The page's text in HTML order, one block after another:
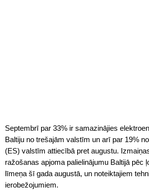
Septembrī par 33% ir samazinājies
Baltiju no trešajām valstīm un arī par 19%
(ES) valstīm attiecībā pret augustu.
ražošanas apjoma palielinājumu Baltijā pēc
līmeņa šī gada augustā, un noteiktajiem
ierobežojumiem.